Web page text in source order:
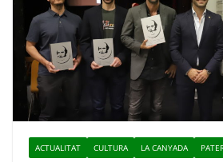
ACTUALITAT CULTURA LA CANYADA